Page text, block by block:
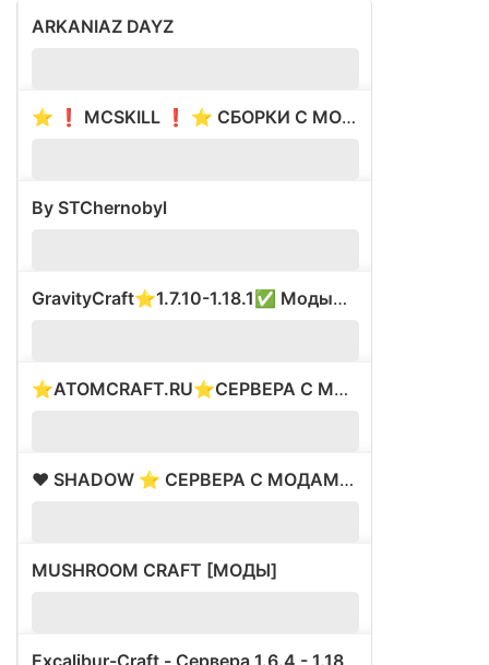
ARKANIAZ DAYZ
⭐ ❗ MCSKILL ❗ ⭐ СБОРКИ С МОДАМИ ⭐ ВАЙП 17.05 ⭐
By STChernobyl
GravityCraft⭐1.7.10-1.18.1✅ Моды⭐Был ВАЙП⚡
⭐ATOMCRAFT.RU⭐СЕРВЕРА С МОДАМИ⭐ВАЙП 28.02⭐
❤️ SHADOW ⭐ СЕРВЕРА С МОДАМИ ✅ ВАЙП 16.05
MUSHROOM CRAFT [МОДЫ]
Excalibur-Craft - Сервера 1.6.4 - 1.18.1 с модами.